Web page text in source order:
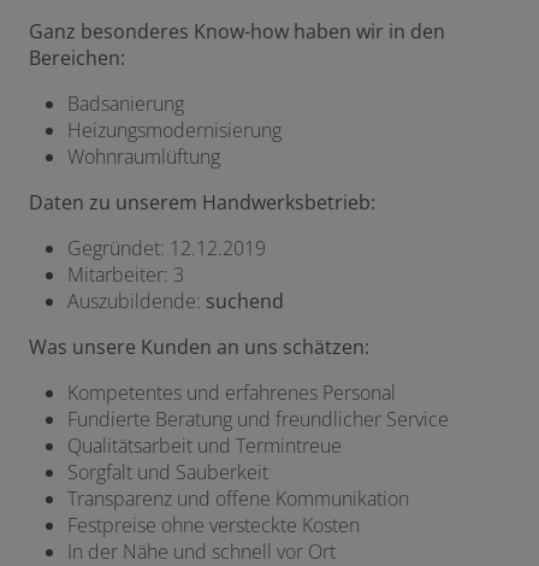
Ganz besonderes Know-how haben wir in den
Bereichen:
Badsanierung
Heizungsmodernisierung
Wohnraumlüftung
Daten zu unserem Handwerksbetrieb:
Gegründet: 12.12.2019
Mitarbeiter: 3
Auszubildende: suchend
Was unsere Kunden an uns schätzen:
Kompetentes und erfahrenes Personal
Fundierte Beratung und freundlicher Service
Qualitätsarbeit und Termintreue
Sorgfalt und Sauberkeit
Transparenz und offene Kommunikation
Festpreise ohne versteckte Kosten
In der Nähe und schnell vor Ort